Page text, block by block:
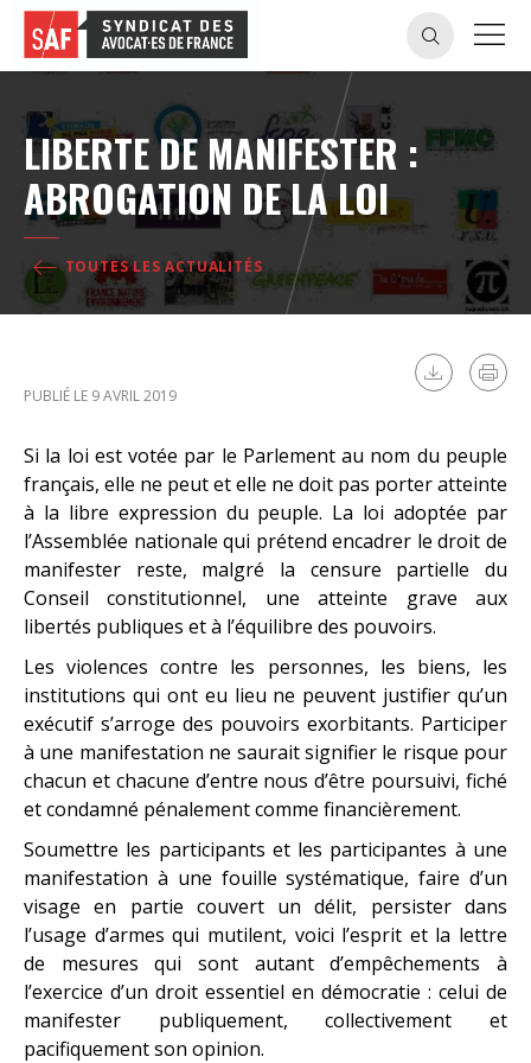
LIBERTE DE MANIFESTER :
ABROGATION DE LA LOI
TOUTES LES ACTUALITÉS
PUBLIÉ LE 9 AVRIL 2019
Si la loi est votée par le Parlement au nom du peuple
français, elle ne peut et elle ne doit pas porter atteinte
à la libre expression du peuple. La loi adoptée par
l’Assemblée nationale qui prétend encadrer le droit de
manifester reste, malgré la censure partielle du
Conseil constitutionnel, une atteinte grave aux
libertés publiques et à l’équilibre des pouvoirs.
Les violences contre les personnes, les biens, les
institutions qui ont eu lieu ne peuvent justifier qu’un
exécutif s’arroge des pouvoirs exorbitants. Participer
à une manifestation ne saurait signifier le risque pour
chacun et chacune d’entre nous d’être poursuivi, fiché
et condamné pénalement comme financièrement.
Soumettre les participants et les participantes à une
manifestation à une fouille systématique, faire d’un
visage en partie couvert un délit, persister dans
l’usage d’armes qui mutilent, voici l’esprit et la lettre
de mesures qui sont autant d’empêchements à
l’exercice d’un droit essentiel en démocratie : celui de
manifester publiquement, collectivement et
pacifiquement son opinion.